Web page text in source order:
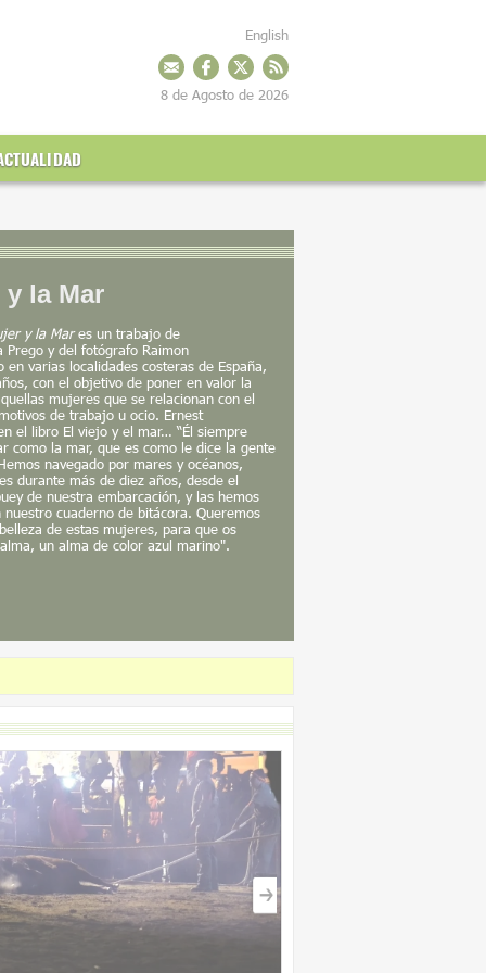
English
8 de Agosto de 2026
y la Mar
y la Mares un trabajo de
Prego y del fotógrafo Raimon
en varias localidades costeras de España,
con el objetivo de poner en valor la
mujeres que se relacionan con el
de trabajo u ocio. Ernest
el libro El viejo y el mar… “Él siempre
como la mar, que es como le dice la gente
navegado por mares y océanos,
durante más de diez años, desde el
de nuestra embarcación, y las hemos
nuestro cuaderno de bitácora. Queremos
de estas mujeres, para que os
un alma de color azul marino".